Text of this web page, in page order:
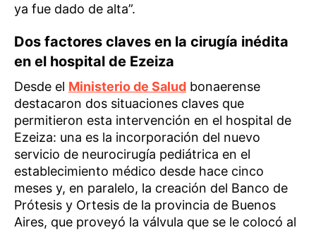
ya fue dado de alta”.
Dos factores claves en la cirugía inédita
en el hospital de Ezeiza
Desde el Ministerio de Salud bonaerense
destacaron dos situaciones claves que
permitieron esta intervención en el hospital de
Ezeiza: una es la incorporación del nuevo
servicio de neurocirugía pediátrica en el
establecimiento médico desde hace cinco
meses y, en paralelo, la creación del Banco de
Prótesis y Ortesis de la provincia de Buenos
Aires, que proveyó la válvula que se le colocó al